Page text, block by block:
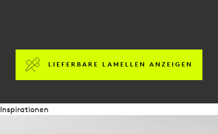
LIEFERBARE LAMELLEN ANZEIGEN
Inspirationen